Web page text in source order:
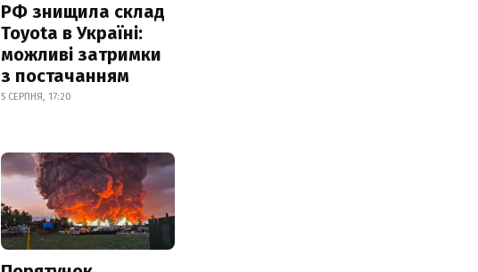
РФ знищила склад
Toyota в Україні:
можливі затримки
з постачанням
5 СЕРПНЯ, 17:20